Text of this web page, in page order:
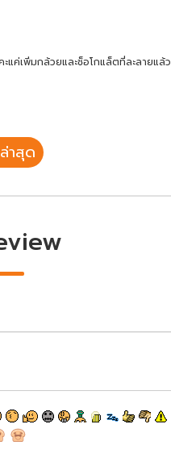
แค่เพิ่มกล้วยและช็อโกแล็ตที่ละลายแล้ว
าสุด